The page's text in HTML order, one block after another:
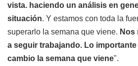
vista. haciendo un análisis en
situación. Y estamos con toda la
superarlo la semana que viene. Nos
a seguir trabajando. Lo
cambio la semana que viene".